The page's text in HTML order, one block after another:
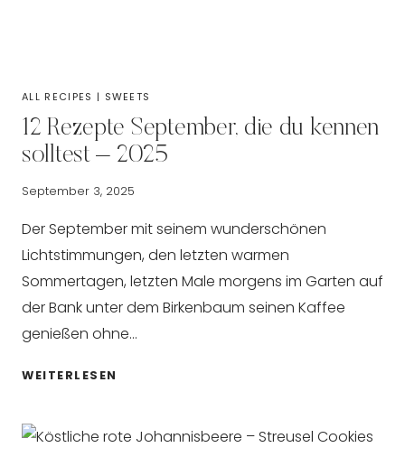
ALL RECIPES | SWEETS
12 Rezepte September, die du kennen
solltest – 2025
September 3, 2025
Der September mit seinem wunderschönen
Lichtstimmungen, den letzten warmen
Sommertagen, letzten Male morgens im Garten auf
der Bank unter dem Birkenbaum seinen Kaffee
genießen ohne…
WEITERLESEN
DIE